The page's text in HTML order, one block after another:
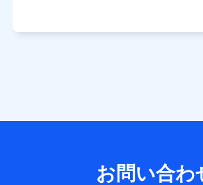
所、dポイント残高、dポイント利用履
利用情報
品の名称・購入場所・決済に関する情報
当社または株式会社NTTドコモ・フィナ
提供する保険関連サービスに関して取得
お問い合わ